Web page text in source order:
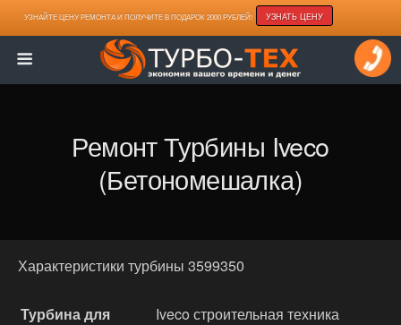
УЗНАЙТЕ ЦЕНУ РЕМОНТА И ПОЛУЧИТЕ В ПОДАРОК 2000 РУБЛЕЙ! УЗНАТЬ ЦЕНУ
Ремонт Турбины Iveco
(бетономешалка)
Характеристики турбины 3599350
Турбина для Iveco строительная техника